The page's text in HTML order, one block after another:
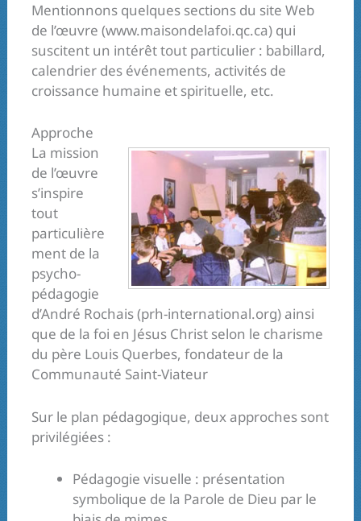
Mentionnons quelques sections du site Web
de l’œuvre (www.maisondelafoi.qc.ca) qui
suscitent un intérêt tout particulier : babillard,
calendrier des événements, activités de
croissance humaine et spirituelle, etc.
Approche
La mission
de l’œuvre
s’inspire
tout
particulière
ment de la
psycho-
pédagogie
d’André Rochais (prh-international.org) ainsi
que de la foi en Jésus Christ selon le charisme
du père Louis Querbes, fondateur de la
Communauté Saint-Viateur
Sur le plan pédagogique, deux approches sont
privilégiées :
Pédagogie visuelle : présentation
symbolique de la Parole de Dieu par le